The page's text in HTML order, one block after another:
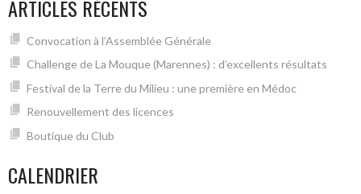
ARTICLES RÉCENTS
Convocation à l’Assemblée Générale
Challenge de La Mouque (Marennes) : d’excellents résultats
Festival de la Terre du Milieu : une première en Médoc
Renouvellement des licences
Boutique du Club
CALENDRIER